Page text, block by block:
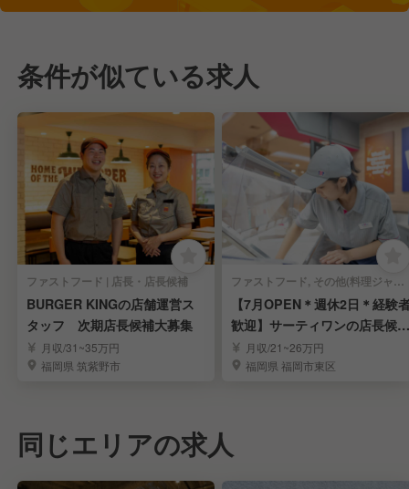
条件が似ている求人
ファストフード | 店長・店長候補
BURGER KINGの店舗運営ス
タッフ 次期店長候補大募集
月収/31~35万円
福岡県 筑紫野市
ファストフード, その他(料理ジャンル) | 店長・店長候補
【7月OPEN＊週休2日＊経験
歓迎】サーティワンの店長候補
募集／和白丘
月収/21~26万円
福岡県 福岡市東区
同じエリアの求人